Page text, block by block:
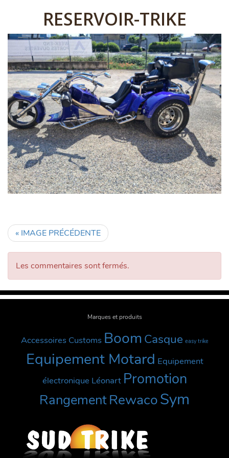
RESERVOIR-TRIKE
« IMAGE PRÉCÉDENTE
Les commentaires sont fermés.
Marques et produits
Accessoires Customs Boom Casque easy trike
Equipement Motard Equipement
électronique Léonart Promotion
RangementRewacoSym